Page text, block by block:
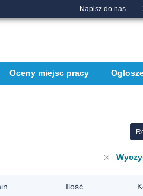
Napisz do nas
Oceny miejsc pracy
Ilość